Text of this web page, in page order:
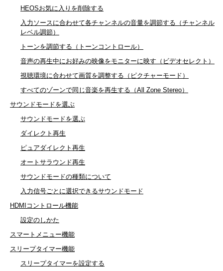
HEOSお気に入りを削除する
入力ソースに合わせて各チャンネルの音量を調節する（チャンネル
レベル調節）
トーンを調節する（トーンコントロール）
音声の再生中にお好みの映像をモニターに映す（ビデオセレクト）
視聴環境に合わせて画質を調整する（ピクチャーモード）
すべてのゾーンで同じ音楽を再生する（All Zone Stereo）
サウンドモードを選ぶ
サウンドモードを選ぶ
ダイレクト再生
ピュアダイレクト再生
オートサラウンド再生
サウンドモードの種類について
入力信号ごとに選択できるサウンドモード
HDMIコントロール機能
設定のしかた
スマートメニュー機能
スリープタイマー機能
スリープタイマーを設定する